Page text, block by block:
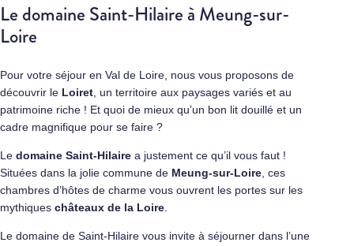
Le domaine Saint-Hilaire à Meung-sur-
Loire
Pour votre séjour en Val de Loire, nous vous proposons de
découvrir le Loiret , un territoire aux paysages variés et au
patrimoine riche ! Et quoi de mieux qu’un bon lit douillé et un
cadre magnifique pour se faire ?
Le domaine Saint-Hilaire a justement ce qu’il vous faut !
Situées dans la jolie commune de Meung-sur-Loire , ces
chambres d’hôtes de charme vous ouvrent les portes sur les
mythiques châteaux de la Loire
Le domaine de Saint-Hilaire vous invite à séjourner dans l’une